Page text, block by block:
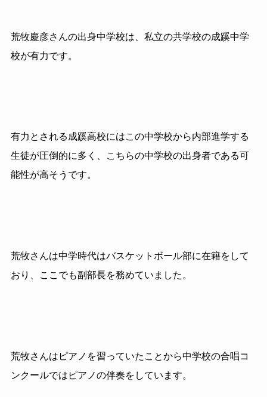
荒牧慶彦さんの出身中学校は、私立の共学校の成蹊中学
校が有力です。
有力とされる成蹊高校にはこの中学校から内部進学する
生徒が圧倒的に多く、こちらの中学校の出身者である可
能性が高そうです。
荒牧さんは中学時代はバスケットボール部に在籍をして
おり、ここでも副部長を務めていました。
荒牧さんはピアノを習っていたことから中学校の合唱コ
ンクールではピアノの伴奏をしています。